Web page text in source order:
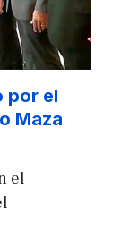
por el
Maza
el